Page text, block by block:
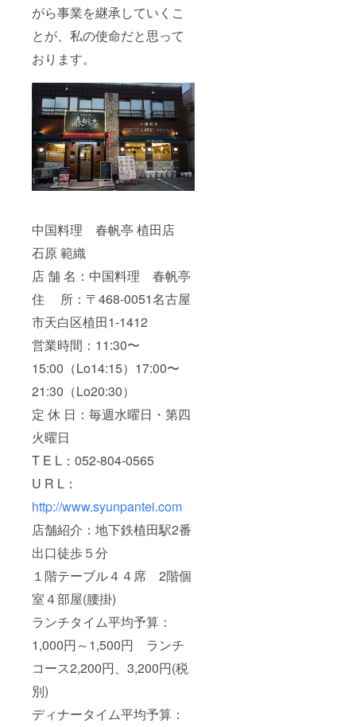
がら事業を継承していくこ
とが、私の使命だと思って
おります。
中国料理 春帆亭 植田店
石原 範織
店 舗 名：中国料理 春帆亭
住 所：〒468-0051名古屋
市天白区植田1-1412
営業時間：11:30〜
15:00（Lo14:15）17:00〜
21:30（Lo20:30）
定 休 日：毎週水曜日・第四
火曜日
T E L：052-804-0565
U R L：
http://www.syunpantei.com
店舗紹介：地下鉄植田駅2番
出口徒歩５分
１階テーブル４４席 2階個
室４部屋(腰掛)
ランチタイム平均予算：
1,000円～1,500円 ランチ
コース2,200円、3,200円(税
別)
ディナータイム平均予算：